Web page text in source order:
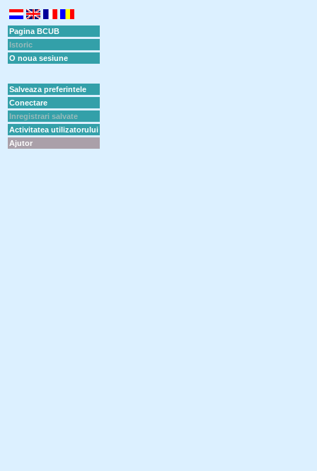
Pagina BCUB
Istoric
O noua sesiune
Salveaza preferintele
Conectare
Inregistrari salvate
Activitatea utilizatorului
Ajutor